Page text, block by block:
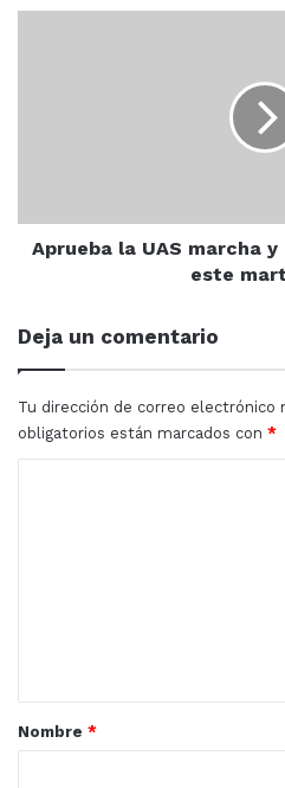
martes
28Aprueba la UAS marcha
este
Deja un comentario
Tu dirección de correo electrónico
obligatorios están marcados con *
rNombre *